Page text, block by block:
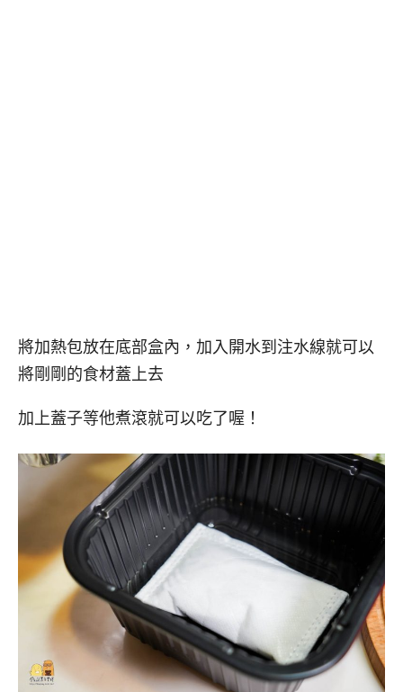
將加熱包放在底部盒內，加入開水到注水線就可以
將剛剛的食材蓋上去
加上蓋子等他煮滾就可以吃了喔！